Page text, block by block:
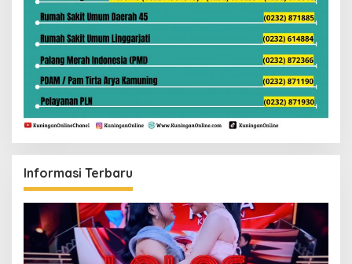
Informasi Terbaru